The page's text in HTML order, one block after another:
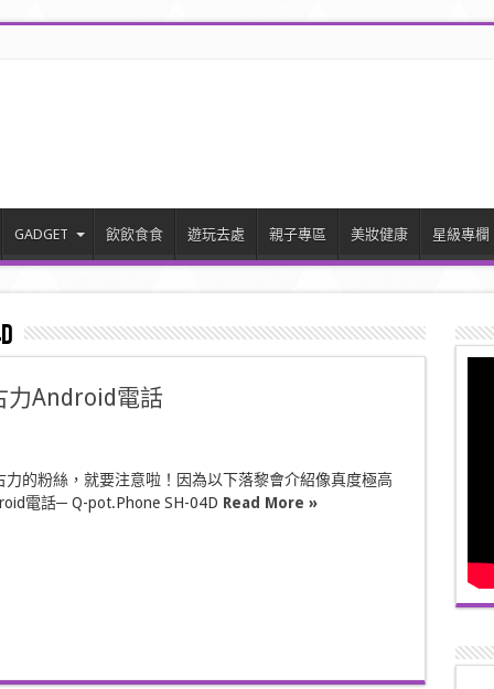
GADGET 飲飲食食 遊玩去處 親子專區 美妝健康 星級專欄
力Android電話
的粉絲，就要注意啦！因為以下落黎會介紹像真度極高
電話─ Q-pot.Phone SH-04D Read More »